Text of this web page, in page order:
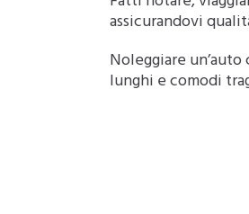
assicurandovi
Noleggiare
lunghi e comodi